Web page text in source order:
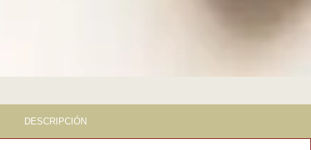
DESCRIPCIÓN